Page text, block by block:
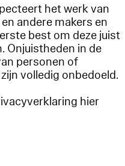
het werk van
andere makers en
best om deze juist
Onjuistheden in de
personen of
volledig onbedoeld.
hier